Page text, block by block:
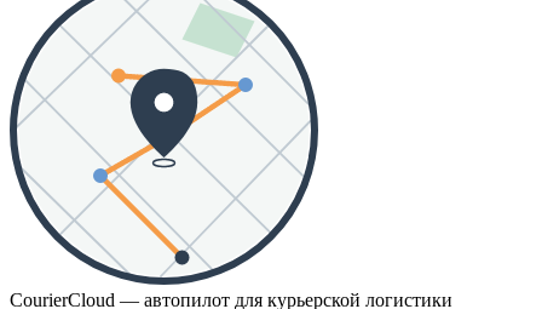
CourierCloud — автопилот для курьерской логистики